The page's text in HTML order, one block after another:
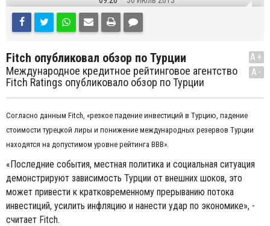
Fitch опубликовал обзор по Турции
Международное кредитное рейтинговое агентство
Fitch Ratings опубликовало обзор по Турции
A+
A-
Согласно данным Fitch, «резкое падение инвестиций в Турцию, падение
стоимости турецкой лиры и понижение международных резервов Турции
находятся на допустимом уровне рейтинга ВВВ».
«Последние события, местная политика и социальная ситуация
демонстрируют зависимость Турции от внешних шоков, это
может привести к кратковременному прерыванию потока
инвестиций, усилить инфляцию и нанести удар по экономике», -
считает Fitch.